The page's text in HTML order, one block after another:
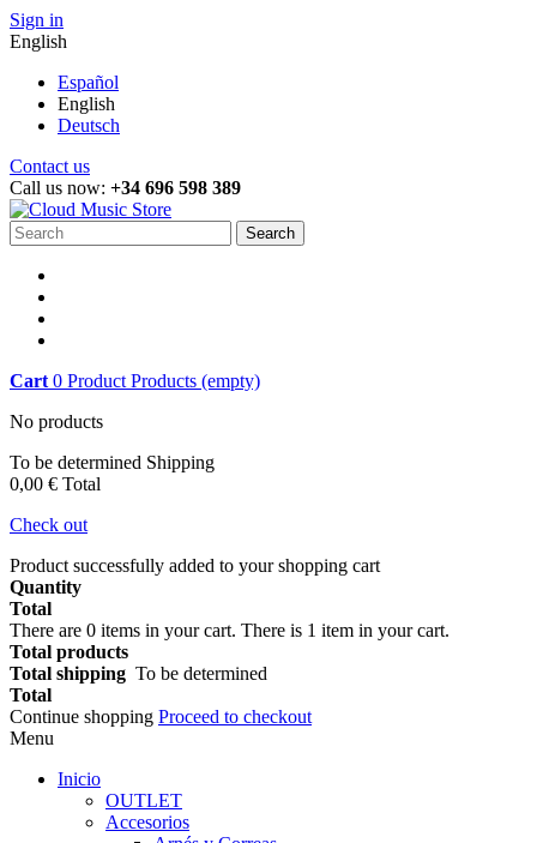
Sign in
English
Español
English
Deutsch
Contact us
Call us now: +34 696 598 389
Search
Cart 0 Product Products (empty)
No products
To be determined Shipping
0,00 € Total
Check out
Product successfully added to your shopping cart
Quantity
Total
There are 0 items in your cart. There is 1 item in your cart.
Total products
Total shipping To be determined
Total
Continue shopping Proceed to checkout
Menu
Inicio
OUTLET
Accesorios